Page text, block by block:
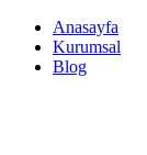
İçeriğe Anasayfa
Kurumsal
Blog